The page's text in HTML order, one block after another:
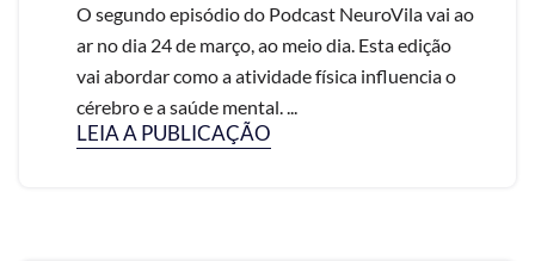
O segundo episódio do Podcast NeuroVila vai ao
ar no dia 24 de março, ao meio dia. Esta edição
vai abordar como a atividade física influencia o
cérebro e a saúde mental. ...
LEIA A PUBLICAÇÃO